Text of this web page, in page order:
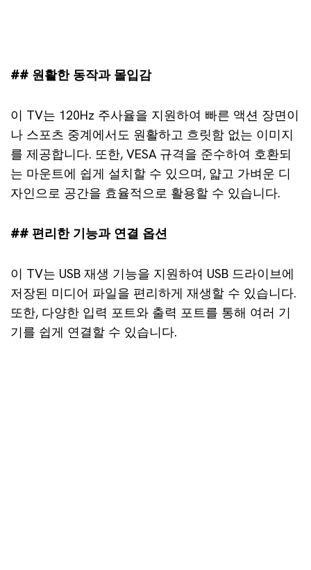
## 원활한 동작과 몰입감
이 TV는 120Hz 주사율을 지원하여 빠른 액션 장면이
나 스포츠 중계에서도 원활하고 흐릿함 없는 이미지
를 제공합니다. 또한, VESA 규격을 준수하여 호환되
는 마운트에 쉽게 설치할 수 있으며, 얇고 가벼운 디
자인으로 공간을 효율적으로 활용할 수 있습니다.
## 편리한 기능과 연결 옵션
이 TV는 USB 재생 기능을 지원하여 USB 드라이브에
저장된 미디어 파일을 편리하게 재생할 수 있습니다.
또한, 다양한 입력 포트와 출력 포트를 통해 여러 기
기를 쉽게 연결할 수 있습니다.